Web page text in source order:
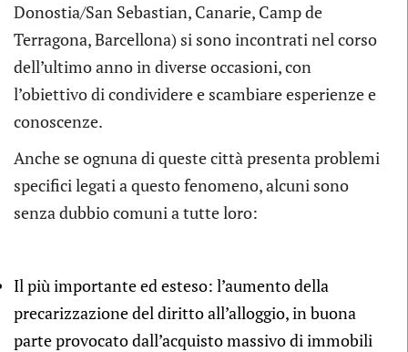
Donostia/San Sebastian, Canarie, Camp de
Terragona, Barcellona) si sono incontrati nel corso
dell’ultimo anno in diverse occasioni, con
l’obiettivo di condividere e scambiare esperienze e
conoscenze.
Anche se ognuna di queste città presenta problemi
specifici legati a questo fenomeno, alcuni sono
senza dubbio comuni a tutte loro:
Il più importante ed esteso: l’aumento della
precarizzazione del diritto all’alloggio, in buona
parte provocato dall’acquisto massivo di immobili